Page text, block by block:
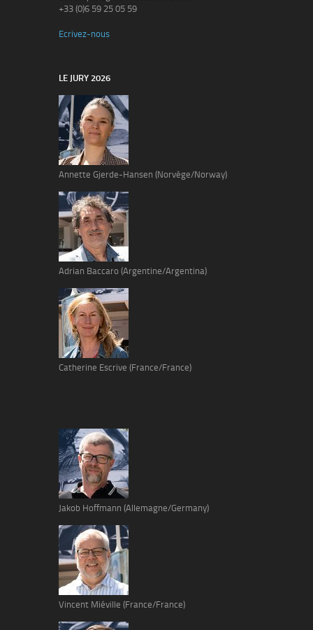
+33 (0)6 59 25 05 59
Ecrivez-nous
LE JURY 2026
Annette Gjerde-Hansen (Norvège/Norway)
Adrian Baccaro (Argentine/Argentina)
Catherine Escrive (France/France)
Jakob Hoffmann (Allemagne/Germany)
Vincent Miéville (France/France)